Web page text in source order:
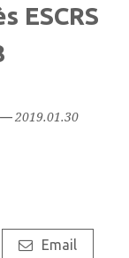
ESCRS
—2019.01.30
Email